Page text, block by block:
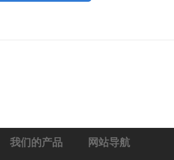
我们的产品 网站导航